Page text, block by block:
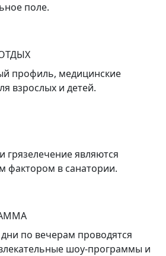
поле.
профиль, медицинские
взрослых и детей.
грязелечение являются
фактором в санатории.
по вечерам проводятся
шоу-программы и